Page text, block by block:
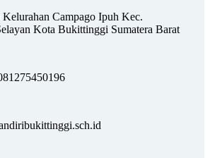
Campago Ipuh Kec.
Kota Bukittinggi Sumatera Barat